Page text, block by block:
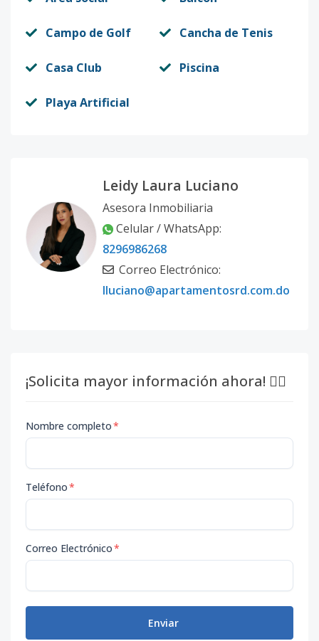
Campo de Golf Cancha de Tenis
Casa Club Piscina
Playa Artificial
Leidy Laura Luciano
Asesora Inmobiliaria
Celular / WhatsApp:
8296986268
Correo Electrónico:
lluciano@apartamentosrd.com.do
¡Solicita mayor información ahora! 👇🏽
Nombre completo*
Teléfono*
Correo Electrónico*
Enviar